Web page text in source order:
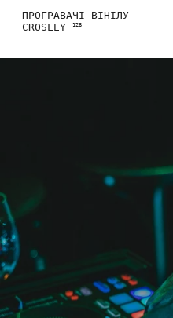
ПРОГРАВАЧІ ВІНІЛУ
CROSLEY
128